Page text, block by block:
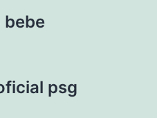
bebe
psg